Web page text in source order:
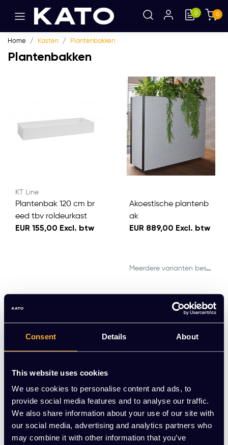
Consent Details About
This website uses cookies
We use cookies to personalise content and ads, to
provide social media features and to analyse our traffic.
We also share information about your use of our site with
our social media, advertising and analytics partners who
may combine it with other information that you’ve
0 0
Home Kasten Plantenbakken
Plantenbakken
KT Line
Plantenbak 120 cm br
eed tbv roldeurkast
EUR 155,00 Excl. btw
Akoestische plantenb
ak
EUR 889,00 Excl. btw
Meerdere varianten beschikbaar
Plantenbak 166cm bre
ed